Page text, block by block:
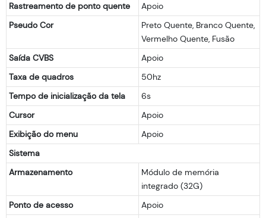
Rastreamento de ponto quente
Apoio
Pseudo Cor
Preto Quente, Branco Quente,
Vermelho Quente, Fusão
Saída CVBS
Apoio
Taxa de quadros
50hz
Tempo de inicialização da tela
6s
Cursor
Apoio
Exibição do menu
Apoio
Sistema
Armazenamento
Módulo de memória
integrado (32G)
Ponto de acesso
Apoio